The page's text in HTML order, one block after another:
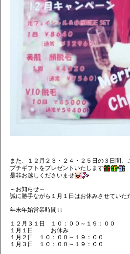
また、１２月２３・２４・２５日の３日間、
プチギフトをプレゼントいたします
是非お越しくださいませ
～お知らせ～
誠に勝手ながら１月１日はお休みさせていた
年末年始営業時間↓↓
１２月３１日 １０：００～１９：００
１月１日 お休み
１月２日 １０：００～１９：００
１月３日 １０：００～１９：００